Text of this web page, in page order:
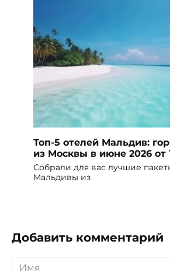
Топ-5 отелей Мальдив:
из Москвы в июне 2026 от
Собрали для вас лучшие
Мальдивы из
Добавить комментарий
Имя